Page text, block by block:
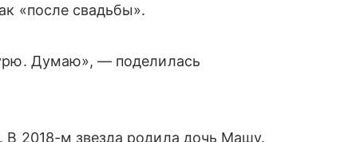
«после свадьбы».
Думаю», — поделилась
В 2018-м звезда родила дочь Машу.